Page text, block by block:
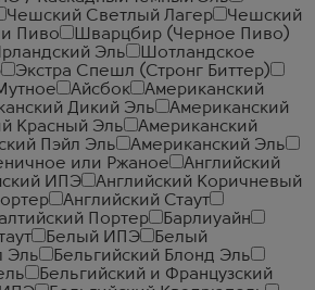
Чешский Светлый Лагер
Чешский
Пиво
Шварцбир (Черное Пиво)
Эль
Шотландское
Экстра Спешл (Стронг Биттер)
Айсбок
Американский
Дикий Эль
Американский
Красный Эль
Американский
Пэйл Эль
Американский Эль
или Ржаное
Английский
ИПЭ
Английский Коричневый
Английский Стаут
Портер
Барлиуайн
Белый ИПЭ
Белый
Эль
Бельгийский Блонд Эль
Бельгийский и Французский